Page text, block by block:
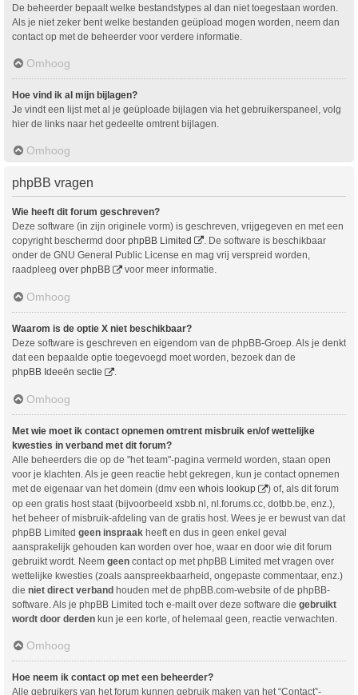
De beheerder bepaalt welke bestandstypes al dan niet toegestaan worden.
Als je niet zeker bent welke bestanden geüpload mogen worden, neem dan
contact op met de beheerder voor verdere informatie.
Omhoog
Hoe vind ik al mijn bijlagen?
Je vindt een lijst met al je geüploade bijlagen via het gebruikerspaneel, volg
hier de links naar het gedeelte omtrent bijlagen.
Omhoog
phpBB vragen
Wie heeft dit forum geschreven?
Deze software (in zijn originele vorm) is geschreven, vrijgegeven en met een
copyright beschermd door phpBB Limited
. De software is beschikbaar
onder de GNU General Public License en mag vrij verspreid worden,
raadpleeg over phpBB voor meer informatie.
Omhoog
Waarom is de optie X niet beschikbaar?
Deze software is geschreven en eigendom van de phpBB-Groep. Als je denkt
dat een bepaalde optie toegevoegd moet worden, bezoek dan de
phpBB Ideeën sectie
.
Omhoog
Met wie moet ik contact opnemen omtrent misbruik en/of wettelijke
kwesties in verband met dit forum?
Alle beheerders die op de "het team"-pagina vermeld worden, staan open
voor je klachten. Als je geen reactie hebt gekregen, kun je contact opnemen
met de eigenaar van het domein (dmv een whois lookup
) of, als dit forum
op een gratis host staat (bijvoorbeeld xsbb.nl, nl.forums.cc, dotbb.be, enz.),
het beheer of misbruik-afdeling van de gratis host. Wees je er bewust van dat
phpBB Limited geen inspraak heeft en dus in geen enkel geval
aansprakelijk gehouden kan worden over hoe, waar en door wie dit forum
gebruikt wordt. Neem geen contact op met phpBB Limited met vragen over
wettelijke kwesties (zoals aanspreekbaarheid, ongepaste commentaar, enz.)
die niet direct verband houden met de phpBB.com-website of de phpBB-
software. Als je phpBB Limited toch e-mailt over deze software die gebruikt
wordt door derden kun je een korte, of helemaal geen, reactie verwachten.
Omhoog
Hoe neem ik contact op met een beheerder?
Alle gebruikers van het forum kunnen gebruik maken van het “Contact”-